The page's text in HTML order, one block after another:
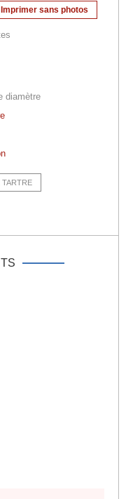
Imprimer sans photos
diamètre
TARTRE